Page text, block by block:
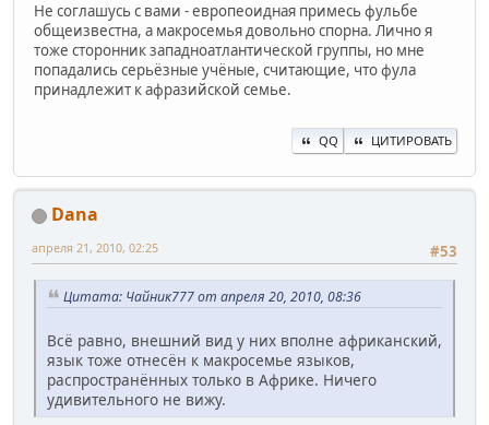
Не соглашусь с вами - европеоидная примесь фульбе
общеизвестна, а макросемья довольно спорна. Лично я
тоже сторонник западноатлантической группы, но мне
попадались серьёзные учёные, считающие, что фула
принадлежит к афразийской семье.
QQ ЦИТИРОВАТЬ
Dana
#53
апреля 21, 2010, 02:25
Цитата: Чайник777 от апреля 20, 2010, 08:36
Всё равно, внешний вид у них вполне африканский,
язык тоже отнесён к макросемье языков,
распространённых только в Африке. Ничего
удивительного не вижу.